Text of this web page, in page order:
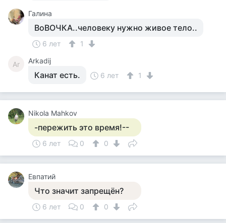
Галина
ВоВОЧКА..человеку нужно живое тело..
6 лет 1
Ar Arkadij
Канат есть. 6 лет 1
Nikola Mahkov
-пережить это время!--
6 лет 0 0
Евпатий
Что значит запрещён?
6 лет 0 0